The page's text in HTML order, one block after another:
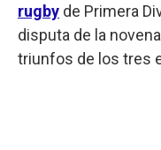
rugby de Primera
disputa de la
triunfos de los tres